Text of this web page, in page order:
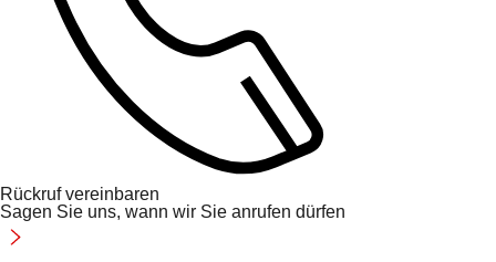
Rückruf vereinbaren
Sagen Sie uns, wann wir Sie anrufen dürfen